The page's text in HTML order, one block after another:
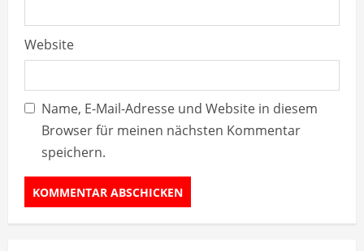
Website
Name, E-Mail-Adresse und Website in diesem
Browser für meinen nächsten Kommentar
speichern.